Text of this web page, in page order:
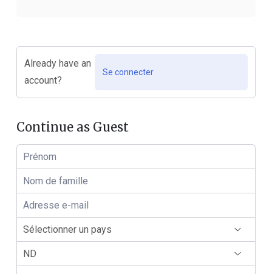
Already have an
account?
Se connecter
Continue as Guest